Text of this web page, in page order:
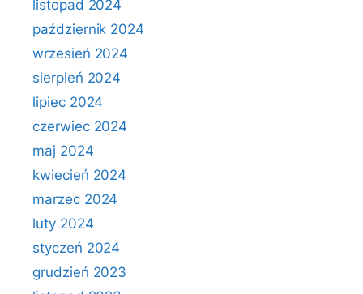
listopad 2024
październik 2024
wrzesień 2024
sierpień 2024
lipiec 2024
czerwiec 2024
maj 2024
kwiecień 2024
marzec 2024
luty 2024
styczeń 2024
grudzień 2023